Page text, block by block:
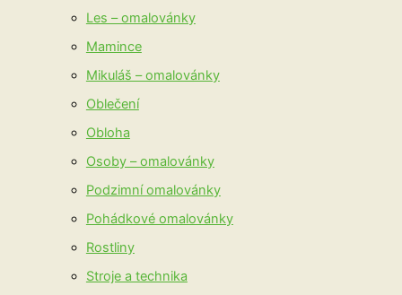
Les – omalovánky
Mamince
Mikuláš – omalovánky
Oblečení
Obloha
Osoby – omalovánky
Podzimní omalovánky
Pohádkové omalovánky
Rostliny
Stroje a technika